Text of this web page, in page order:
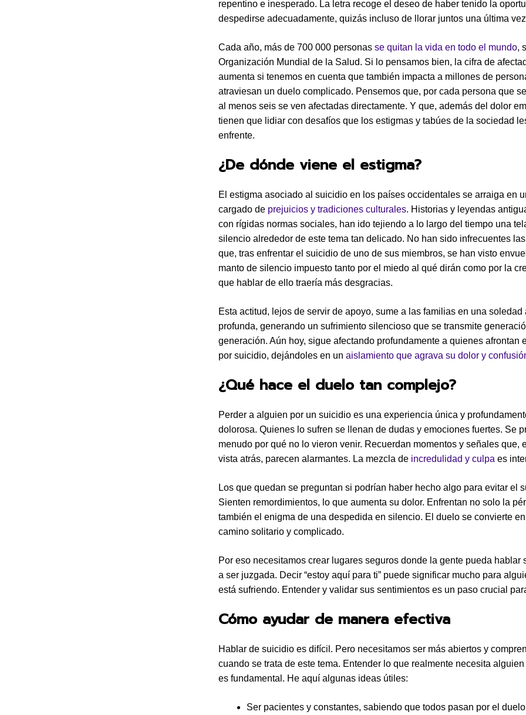
repentino e inesperado. La letra recoge el deseo de haber tenido la
despedirse adecuadamente, quizás incluso de llorar juntos una última
Cada año, más de 700 000 personas se quitan la vida en todo el mundo,
Organización Mundial de la Salud. Si lo pensamos bien, la cifra de
aumenta si tenemos en cuenta que también impacta a millones de
atraviesan un duelo complicado. Pensemos que, por cada persona que
al menos seis se ven afectadas directamente. Y que, además del dolor
tienen que lidiar con desafíos que los estigmas y tabúes de la sociedad
enfrente.
¿De dónde viene el estigma?
El estigma asociado al suicidio en los países occidentales se arraiga en
cargado de prejuicios y tradiciones culturales. Historias y leyendas
con rígidas normas sociales, han ido tejiendo a lo largo del tiempo una
silencio alrededor de este tema tan delicado. No han sido infrecuentes
que, tras enfrentar el suicidio de uno de sus miembros, se han visto
manto de silencio impuesto tanto por el miedo al qué dirán como por la
que hablar de ello traería más desgracias.
Esta actitud, lejos de servir de apoyo, sume a las familias en una soledad
profunda, generando un sufrimiento silencioso que se transmite
generación. Aún hoy, sigue afectando profundamente a quienes afrontan
por suicidio, dejándoles en un aislamiento que agrava su dolor y
¿Qué hace el duelo tan complejo?
Perder a alguien por un suicidio es una experiencia única y
dolorosa. Quienes lo sufren se llenan de dudas y emociones fuertes. Se
menudo por qué no lo vieron venir. Recuerdan momentos y señales que,
vista atrás, parecen alarmantes. La mezcla de incredulidad y culpa es
Los que quedan se preguntan si podrían haber hecho algo para evitar el
Sienten remordimientos, lo que aumenta su dolor. Enfrentan no solo la
también el enigma de una despedida en silencio. El duelo se convierte
camino solitario y complicado.
Por eso necesitamos crear lugares seguros donde la gente pueda hablar
a ser juzgada. Decir “estoy aquí para ti” puede significar mucho para
está sufriendo. Entender y validar sus sentimientos es un paso crucial
Cómo ayudar de manera efectiva
Hablar de suicidio es difícil. Pero necesitamos ser más abiertos y
cuando se trata de este tema. Entender lo que realmente necesita
es fundamental. He aquí algunas ideas útiles:
Ser pacientes y constantes, sabiendo que todos pasan por el